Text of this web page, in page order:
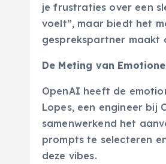
je frustraties over een
voelt”, maar biedt het
gesprekspartner maakt
De Meting van
OpenAI heeft de
Lopes, een engineer bij
samenwerkend het
prompts te selecteren
deze vibes.